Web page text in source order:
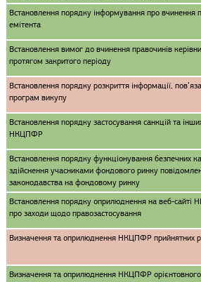
Встановлення порядку інформування про вчинення
емітента
Встановлення вимог до вчинення правочинів
протягом закритого періоду
Встановлення порядку розкриття інформації,
програм викупу
Встановлення порядку застосування санкцій та
НКЦПФР
Встановлення порядку функціонування безпечних
здійснення учасниками фондового ринку
законодавства на фондовому ринку
Встановлення порядку оприлюднення на веб-сайті
про заходи щодо правозастосування
Визначення та оприлюднення НКЦПФР прийнятних
Визначення та оприлюднення НКЦПФР